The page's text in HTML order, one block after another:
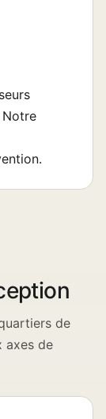
Notre
de
axes de